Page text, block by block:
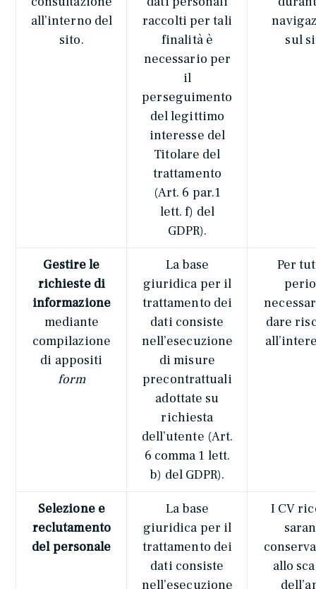
all’interno del
sito.
raccolti per tali
finalità è
necessario per
il
perseguimento
del legittimo
interesse del
Titolare del
trattamento
(Art. 6 par.1
lett. f) del
GDPR).
sul
Gestire le
richieste di
informazione
mediante
compilazione
di appositi
form
La base
giuridica per il
trattamento dei
dati consiste
nell’esecuzione
di misure
precontrattuali
adottate su
richiesta
dell’utente (Art.
6 comma 1 lett.
b) del GDPR).
Per
dare
Selezione e
reclutamento
del personale
La base
giuridica per il
trattamento dei
dati consiste
nell’esecuzione
I CV
allo